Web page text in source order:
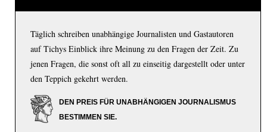
Täglich schreiben unabhängige Journalisten und Gastautoren
auf Tichys Einblick ihre Meinung zu den Fragen der Zeit. Zu
jenen Fragen, die sonst oft all zu einseitig dargestellt oder unter
den Teppich gekehrt werden.
DEN PREIS FÜR UNABHÄNGIGEN JOURNALISMUS
BESTIMMEN SIE.